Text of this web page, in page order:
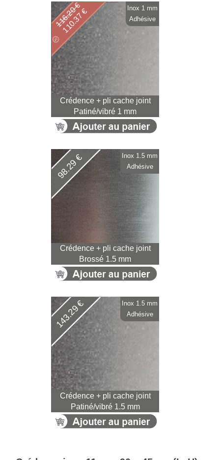
Crédence + pli cache joint
Patiné/vibré 1 mm
110.37 €
116.20 €
Inox 1 mm
Adhésive
Crédence + pli cache joint
Brossé 1.5 mm
98.29 €
Inox 1.5 mm
Adhésive
Crédence + pli cache joint
Patiné/vibré 1.5 mm
143.29 €
Inox 1.5 mm
Adhésive